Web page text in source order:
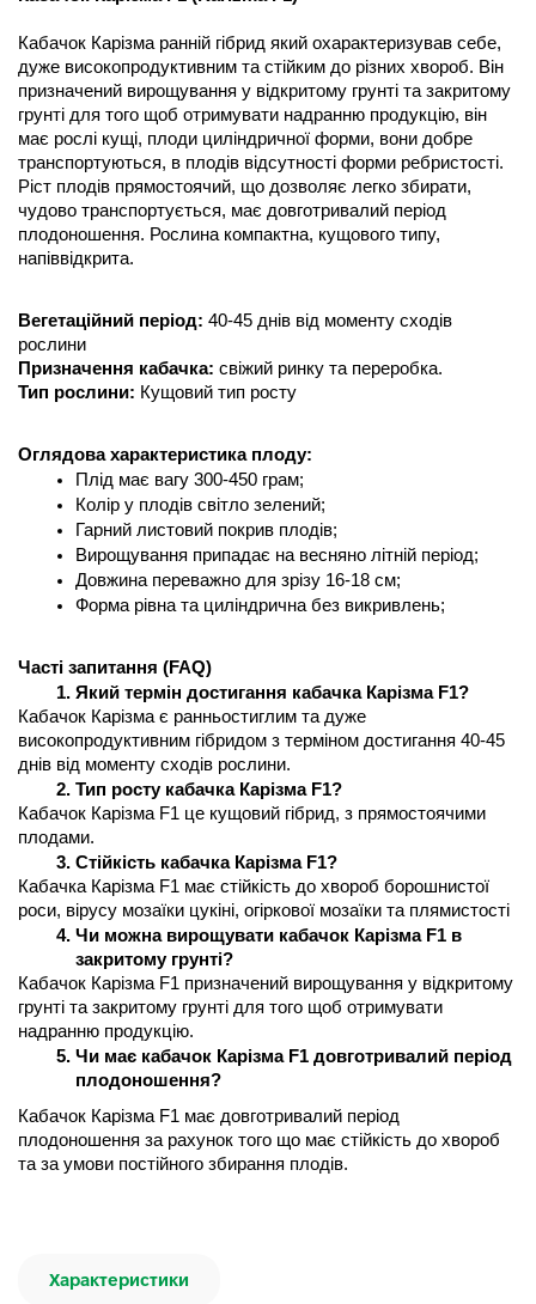
Кабачок Карізма ранній гібрид який охарактеризував себе,
дуже високопродуктивним та стійким до різних хвороб. Він
призначений вирощування у відкритому грунті та закритому
грунті для того щоб отримувати надранню продукцію, він
має рослі кущі, плоди циліндричної форми, вони добре
транспортуються, в плодів відсутності форми ребристості.
Ріст плодів прямостоячий, що дозволяє легко збирати,
чудово транспортується, має довготривалий період
плодоношення. Рослина компактна, кущового типу,
напіввідкрита.
Вегетаційний період: 40-45 днів від моменту сходів
рослини
Призначення кабачка: свіжий ринку та переробка.
Тип рослини: Кущовий тип росту
Оглядова характеристика плоду:
Плід має вагу 300-450 грам;
Колір у плодів світло зелений;
Гарний листовий покрив плодів;
Вирощування припадає на весняно літній період;
Довжина переважно для зрізу 16-18 см;
Форма рівна та циліндрична без викривлень;
Часті запитання (FAQ)
Який термін достигання кабачка Карізма F1?
Кабачок Карізма є ранньостиглим та дуже
високопродуктивним гібридом з терміном достигання 40-45
днів від моменту сходів рослини.
Тип росту кабачка Карізма F1?
Кабачок Карізма F1 це кущовий гібрид, з прямостоячими
плодами.
Стійкість кабачка Карізма F1?
Кабачка Карізма F1 має стійкість до хвороб борошнистої
роси, вірусу мозаїки цукіні, огіркової мозаїки та плямистості
Чи можна вирощувати кабачок Карізма F1 в
закритому грунті?
Кабачок Карізма F1 призначений вирощування у відкритому
грунті та закритому грунті для того щоб отримувати
надранню продукцію.
Чи має кабачок Карізма F1 довготривалий період
плодоношення?
Кабачок Карізма F1 має довготривалий період
плодоношення за рахунок того що має стійкість до хвороб
та за умови постійного збирання плодів.
Характеристики